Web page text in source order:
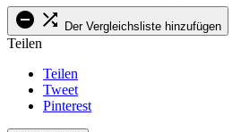
  Der Vergleichsliste hinzufügen
Teilen
Teilen
Tweet
Pinterest